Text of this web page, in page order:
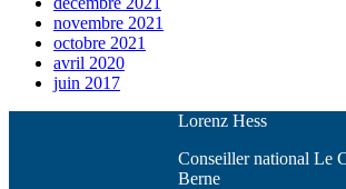
novembre 2021
octobre 2021
avril 2020
juin 2017
Lorenz Hess
Conseiller national Le
Berne